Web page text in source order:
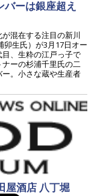
ーは銀座超え
混在する注目の新川
卯生氏）が3月17日オー
、生粋の江戸っ子で
ーの杉浦千里氏の二
。小さな蔵や生産者
屋酒店 八丁堀